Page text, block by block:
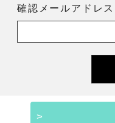
確認メールアドレス